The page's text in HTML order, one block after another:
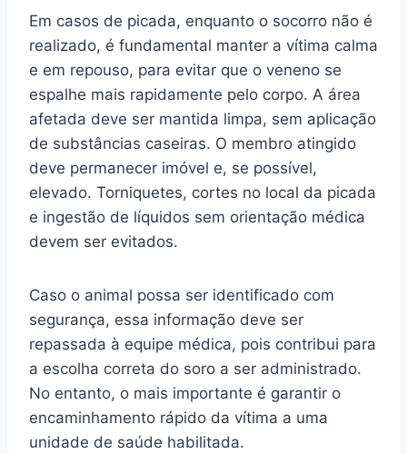
Em casos de picada, enquanto o socorro não é
realizado, é fundamental manter a vítima calma
e em repouso, para evitar que o veneno se
espalhe mais rapidamente pelo corpo. A área
afetada deve ser mantida limpa, sem aplicação
de substâncias caseiras. O membro atingido
deve permanecer imóvel e, se possível,
elevado. Torniquetes, cortes no local da picada
e ingestão de líquidos sem orientação médica
devem ser evitados.
Caso o animal possa ser identificado com
segurança, essa informação deve ser
repassada à equipe médica, pois contribui para
a escolha correta do soro a ser administrado.
No entanto, o mais importante é garantir o
encaminhamento rápido da vítima a uma
unidade de saúde habilitada.